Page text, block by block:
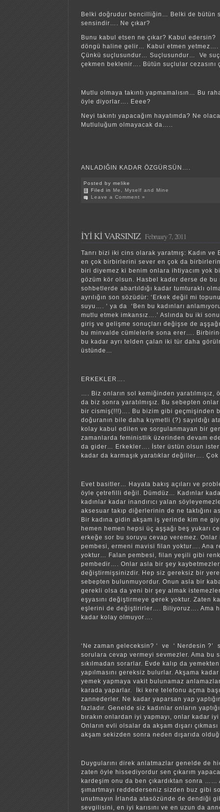
Belki doğrudur bencilliğin… Belki de bütün
sensindir…. Ne çıkar?
Bunu kabul etsen ne çıkar? Kabul edersin?
döngü haline gelir… Kabul etmen
Çünkü suçlusundur… Suçlusundur… Ve
çekmen beklenir…. Bütün suçlular cezasını
Mutlu olmaya takıntı yapmamalısın… Bu
öyle diyorlar…. Eeee?
Neyi takıntı yapacağım hayatımda? Ne
Mutluluğum olmayacak da…..
ANLADIĞIN KADAR ÖZGÜRSÜN….
Posted by melike
Filed in Me, Myself and Mine
Leave a Comment »
İYİ Kİ VARSINIZ February 7, 2011
Tanrı bizi iki cins olarak yaratmış: Kadın
en çok birbirlerini sever en çok da
biri diyemez ki benim onlara ihtiyacım yok
gözüm kör olsun. Hasbel kader derse de bu
sohbetlerde abartıldığı kadar tumturaklı
ayrılığın son sözüdür: ‘Erkek değil mi
suyu…. ‘ ya da ‘Ben bu kadınları
mutlu etmek imkansız….’ Aslında bu iki
giriş ve gelişme sonuçları değişse de
bu minvalde cümlelerle sona erer….
bu kadar ayrı telden çalan iki tür daha
üstünde…
ERKEKLER….
…. Biz onların sol kemiğinden yaratılmışız,
da biz sonra yaratılmışız. Bu sebepten
bir cismiş(!!!)…. Bu bizim gibi geçmişinden
doğuranın bile daha kıymetli (?) sayıldığı
kolay kabul edilen ve sorgulanmayan bir
zamanlarda feministlik üzerinden devam
da gider… Erkekler…. İster üstün olsun ister
kadar da karmaşık yaratıklar değiller….
Evet basitler… Hayata bakış açıları ve
öyle çetrefilli değil. Dümdüz… Kadınlar
kadınlar kadar inandırıcı yalan
aksesuar takıp diğerlerinin de ne taktığını
Bir kadına gidin akşam iş yerinde kim ne
hemen hemen hepsi üç aşşağı beş yukarı
erkeğe sor bu soruyu cevap veremez.
pembesi, ermeni mavisi filan yoktur…. Ana
yoktur… Falan pembesi, filan yeşili gibi
pembedir…. Onlar asla bir şey
değiştirmişsinizdir. Hep siz gereksiz bir yere
sebepten bulunmuyordur. Onun asla bir
gerekli olsa da yeni bir şey almak
eşyasını değiştirmeye gerek yoktur. Zaten
eşlerini de değiştirirler…. Biliyoruz…. Ama
kadar kolay olmuyor….
‘Ne zaman geleceksin? ‘ ve ‘ Nerdesin ?’
sorulara cevap vermeyi sevmezler. Ama bu
sıkılmadan sorarlar. Evde kalıp da
yapılmasını gereksiz bulurlar. Akşama
yemek yapmaya vakit bulunamaz
karada yaparlar. İki kere telefonu açma
zannederler. Ne kadar yaparsan yap
fazladır. Genelde siz kadınlar onların
bırakın onlardan iyi yapmayı, onlar kadar
Onların evli olsalar da akşam dışarı
akşam sekizden sonra neden dışarıda
Duygularını direk anlatmazlar genelde de
zaten öyle hissediyordur sen çıkarım
kardeşim onu da ben çıkardıktan sonra ……
şımartmayı reddederseniz sizden buz gibi
unutmayın İrlanda atasözünde de dendiği
sevgilisini, en iyi karısını ve en uzun da